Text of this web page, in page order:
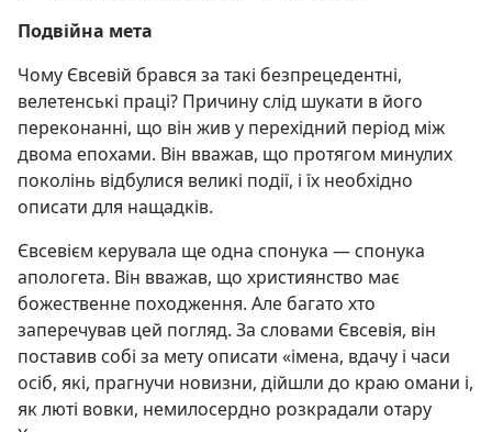
Подвійна мета
Чому Євсевій брався за такі безпрецедентні,
велетенські праці? Причину слід шукати в його
переконанні, що він жив у перехідний період між
двома епохами. Він вважав, що протягом минулих
поколінь відбулися великі події, і їх необхідно
описати для нащадків.
Євсевієм керувала ще одна спонука — спонука
апологета. Він вважав, що християнство має
божественне походження. Але багато хто
заперечував цей погляд. За словами Євсевія, він
поставив собі за мету описати «імена, вдачу і часи
осіб, які, прагнучи новизни, дійшли до краю омани і,
як люті вовки, немилосердно розкрадали отару